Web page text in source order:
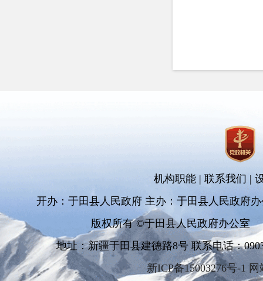
机构职能 | 联系我们 |
开办：于田县人民政府 主办：于田县人民政府
版权所有 ©于田县人民政府办公室
地址：新疆于田县建德路8号 联系电话：
新ICP备15003276号-1